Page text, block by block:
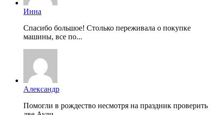
Инна
Спасибо большое! Столько переживала о покупке
машины, все по...
Александр
Помогли в рождество несмотря на праздник проверить